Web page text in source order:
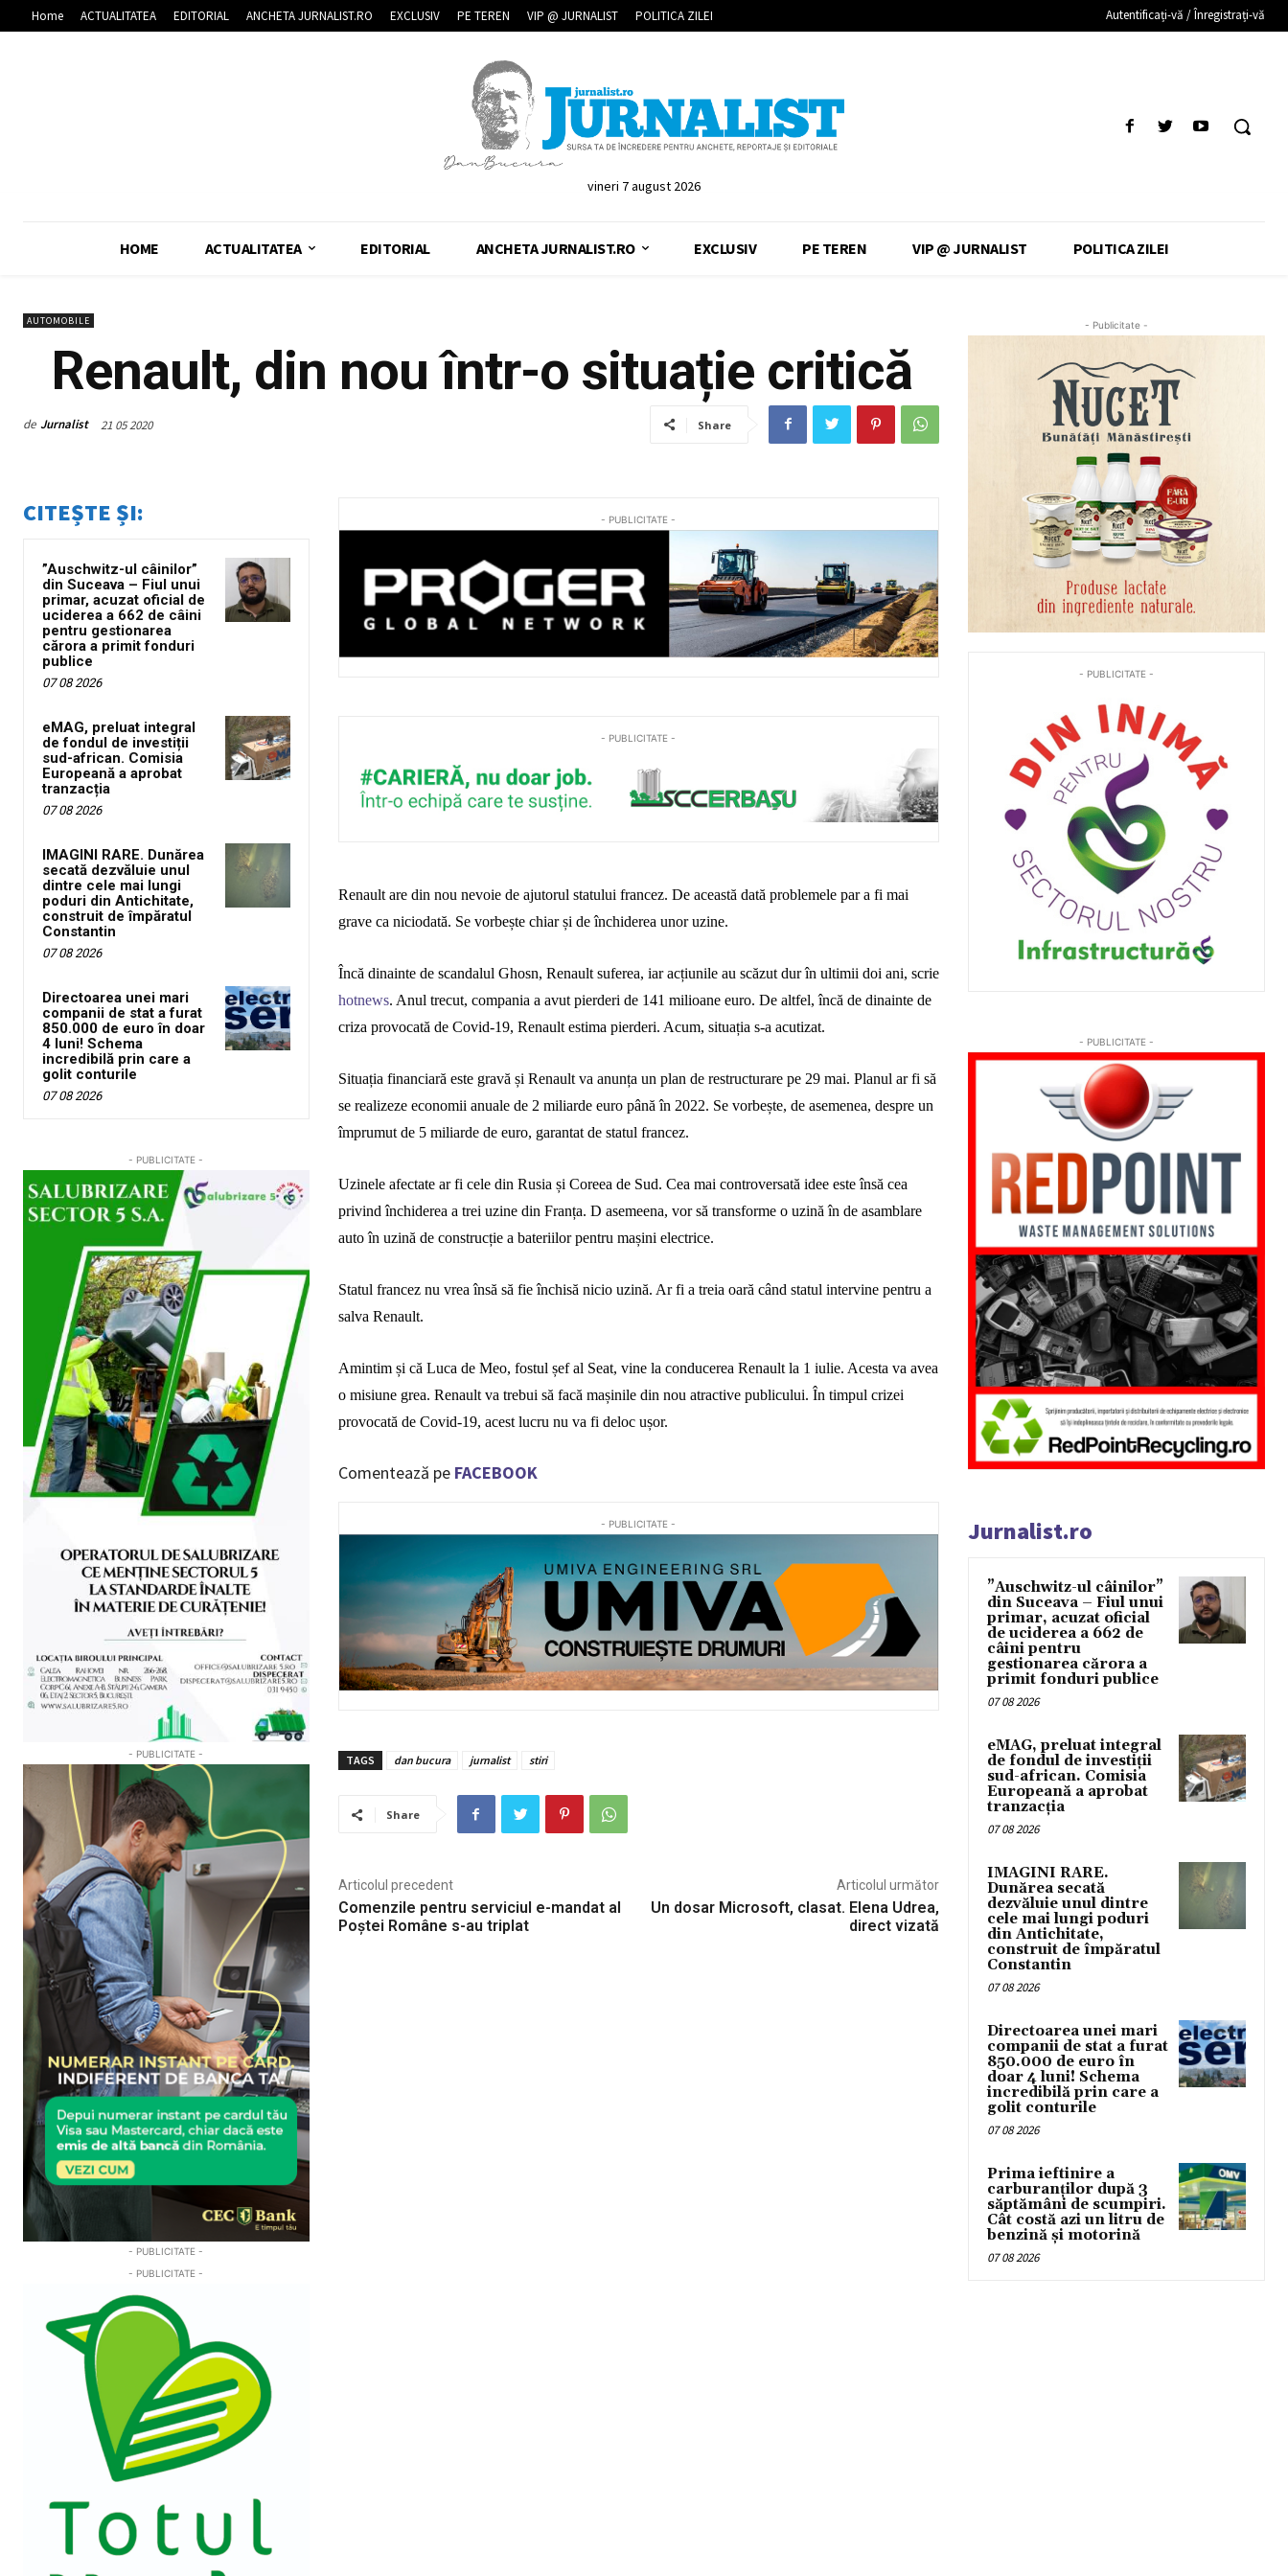
Home ACTUALITATEA EDITORIAL ANCHETA JURNALIST.RO EXCLUSIV PE TEREN VIP @ JURNALIST POLITICA ZILEI Autentificați-vă / Înregistrați-vă
vineri 7 august 2026
HOME ACTUALITATEA EDITORIAL ANCHETA JURNALIST.RO EXCLUSIV PE TEREN VIP @ JURNALIST POLITICA ZILEI
AUTOMOBILE
Renault, din nou într-o situație critică
de Jurnalist 21 05 2020 Share
CITEȘTE ȘI:
”Auschwitz-ul câinilor”
din Suceava – Fiul unui
primar, acuzat oficial de
uciderea a 662 de câini
pentru gestionarea
cărora a primit fonduri
publice
07 08 2026
eMAG, preluat integral
de fondul de investiții
sud-african. Comisia
Europeană a aprobat
tranzacția
07 08 2026
IMAGINI RARE. Dunărea
secată dezvăluie unul
dintre cele mai lungi
poduri din Antichitate,
construit de împăratul
Constantin
07 08 2026
Directoarea unei mari
companii de stat a furat
850.000 de euro în doar
4 luni! Schema
incredibilă prin care a
golit conturile
07 08 2026
- PUBLICITATE -
- PUBLICITATE -
- PUBLICITATE -
- PUBLICITATE -
- PUBLICITATE -
- PUBLICITATE -
Renault are din nou nevoie de ajutorul statului francez. De această dată problemele par a fi mai
grave ca niciodată. Se vorbește chiar și de închiderea unor uzine.
Încă dinainte de scandalul Ghosn, Renault suferea, iar acțiunile au scăzut dur în ultimii doi ani, scrie
hotnews. Anul trecut, compania a avut pierderi de 141 milioane euro. De altfel, încă de dinainte de
criza provocată de Covid-19, Renault estima pierderi. Acum, situația s-a acutizat.
Situația financiară este gravă și Renault va anunța un plan de restructurare pe 29 mai. Planul ar fi să
se realizeze economii anuale de 2 miliarde euro până în 2022. Se vorbește, de asemenea, despre un
împrumut de 5 miliarde de euro, garantat de statul francez.
Uzinele afectate ar fi cele din Rusia și Coreea de Sud. Cea mai controversată idee este însă cea
privind închiderea a trei uzine din Franța. D asemeena, vor să transforme o uzină în de asamblare
auto în uzină de construcție a bateriilor pentru mașini electrice.
Statul francez nu vrea însă să fie închisă nicio uzină. Ar fi a treia oară când statul intervine pentru a
salva Renault.
Amintim și că Luca de Meo, fostul șef al Seat, vine la conducerea Renault la 1 iulie. Acesta va avea
o misiune grea. Renault va trebui să facă mașinile din nou atractive publicului. În timpul crizei
provocată de Covid-19, acest lucru nu va fi deloc ușor.
Comentează pe FACEBOOK
- PUBLICITATE -
TAGS dan bucura jurnalist stiri
Share
Articolul precedent
Comenzile pentru serviciul e-mandat al
Poștei Române s-au triplat
Articolul următor
Un dosar Microsoft, clasat. Elena Udrea,
direct vizată
- Publicitate -
- PUBLICITATE -
- PUBLICITATE -
Jurnalist.ro
”Auschwitz-ul câinilor”
din Suceava – Fiul unui
primar, acuzat oficial
de uciderea a 662 de
câini pentru
gestionarea cărora a
primit fonduri publice
07 08 2026
eMAG, preluat integral
de fondul de investiții
sud-african. Comisia
Europeană a aprobat
tranzacția
07 08 2026
IMAGINI RARE.
Dunărea secată
dezvăluie unul dintre
cele mai lungi poduri
din Antichitate,
construit de împăratul
Constantin
07 08 2026
Directoarea unei mari
companii de stat a furat
850.000 de euro în
doar 4 luni! Schema
incredibilă prin care a
golit conturile
07 08 2026
Prima ieftinire a
carburanților după 3
săptămâni de scumpiri.
Cât costă azi un litru de
benzină și motorină
07 08 2026